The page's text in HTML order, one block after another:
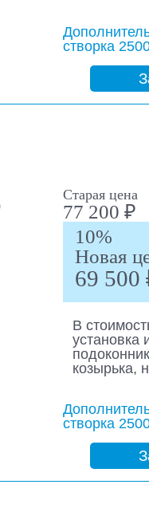
створка
Старая цена
77 200 ₽
10%
Новая
69 500
В
установка
козырька,
створка